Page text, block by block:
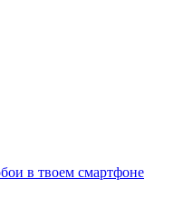
в твоем смартфоне